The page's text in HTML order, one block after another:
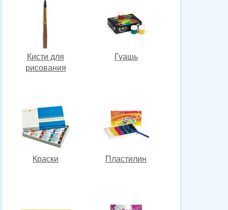
Кисти для
рисования
Гуашь
Краски Пластилин